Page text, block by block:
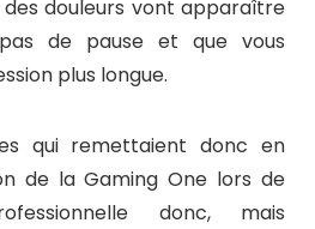
des douleurs vont apparaître
de pause et que vous
plus longue.
qui remettaient donc en
de la Gaming One lors de
donc, mais